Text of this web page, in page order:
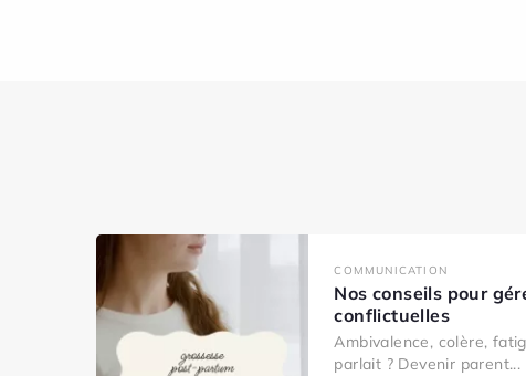
COMMUNICATION
Nos conseils pour
conflictuelles
Ambivalence, colère,
parlait ? Devenir parent...